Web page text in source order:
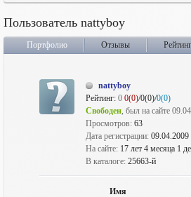
Пользователь nattyboy
Портфолио Отзывы Рейтинг
nattyboy
Рейтинг: 0 0(0)/0(0)/0(0)
Свободен, был на сайте
Просмотров: 63
Дата регистрации: 09.04.2009
На сайте: 17 лет 4 месяца 1
В каталоге: 25663-й
Имя